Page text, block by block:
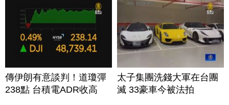
傳伊朗有意談判！道瓊彈
238點 台積電ADR收高
太子集團洗錢大軍在台團
滅 33豪車今被法拍